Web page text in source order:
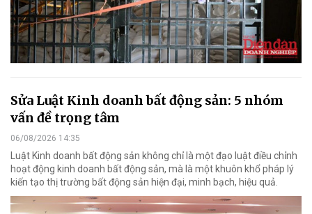
Sửa Luật Kinh doanh bất động sản: 5 nhóm
vấn đề trọng tâm
06/08/2026 14:35
Luật Kinh doanh bất động sản không chỉ là một đạo luật điều chỉnh
hoạt động kinh doanh bất động sản, mà là một khuôn khổ pháp lý
kiến tạo thị trường bất động sản hiện đại, minh bạch, hiệu quả.